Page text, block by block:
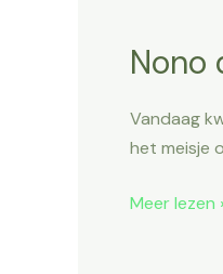
Nono
Vandaag
het meisje
Nono
ezel
en
tiener
Meer lezen